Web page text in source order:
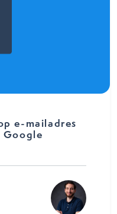
e-mailadres
Google